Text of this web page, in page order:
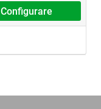
Configurare